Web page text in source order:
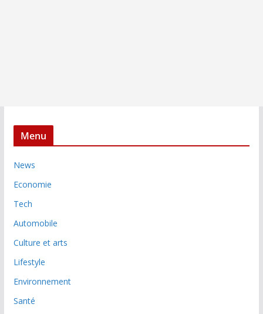
Menu
News
Economie
Tech
Automobile
Culture et arts
Lifestyle
Environnement
Santé